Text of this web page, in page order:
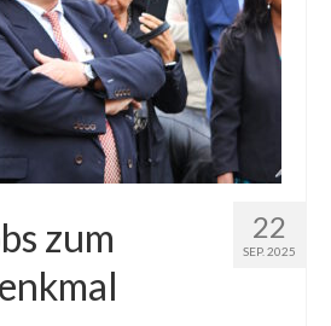
22
SEP. 2025
zum